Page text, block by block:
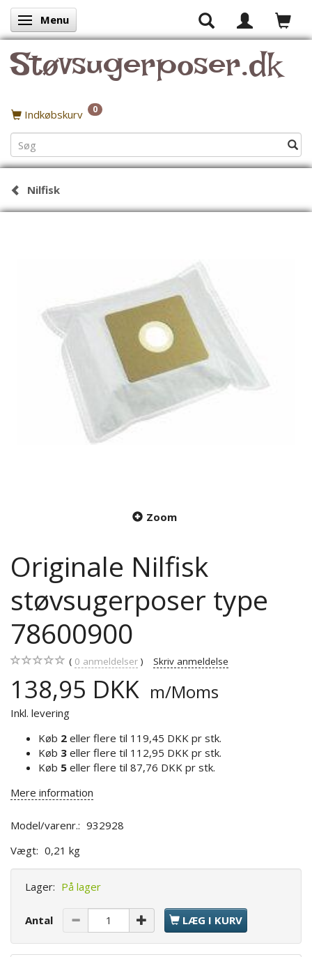
Skifte navigation
Menu
Støvsugerposer.dk
Indkøbskurv 0
Nilfisk
Zoom
Originale Nilfisk
støvsugerposer type
78600900
0 anmeldelser Skriv anmeldelse
138,95 DKK m/Moms
Inkl. levering
Køb 2 eller flere til 119,45 DKK pr stk.
Køb 3 eller flere til 112,95 DKK pr stk.
Køb 5 eller flere til 87,76 DKK pr stk.
Mere information
Model/varenr.: 932928
Vægt: 0,21 kg
Lager: På lager
Antal LÆG I KURV